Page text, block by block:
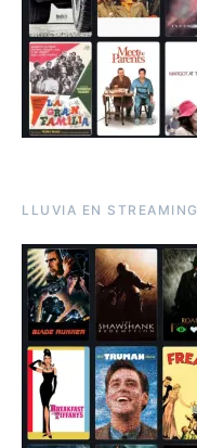
LLUVIA EN STREAMING